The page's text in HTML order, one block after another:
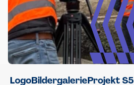
LogoBildergalerieProjekt S5